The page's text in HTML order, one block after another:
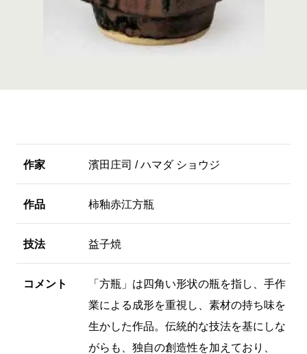
作家 濱田庄司 / ハマダ ショウジ
作品 柿釉赤江方瓶
技法 益子焼
コメント
「方瓶」は四角い形状の瓶を指し、手作
業による成形を重視し、素材の持ち味を
生かした作品。伝統的な技法を基にしな
がらも、独自の創造性を加えており、